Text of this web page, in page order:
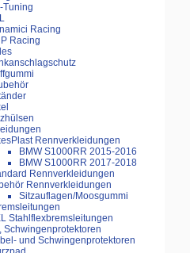
Tuning
Racing
Racing
Rennverkleidungen
BMW S1000RR 2015-2016
BMW S1000RR 2017-2018
Rennverkleidungen
Rennverkleidungen
Sitzauflagen/Moosgummi
Stahlflexbremsleitungen
Schwingenprotektoren
und Schwingenprotektoren